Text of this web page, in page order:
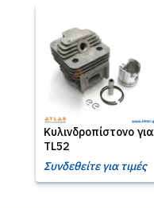
Κυλινδροπίστονο για
TL52
Συνδεθείτε για τιμές